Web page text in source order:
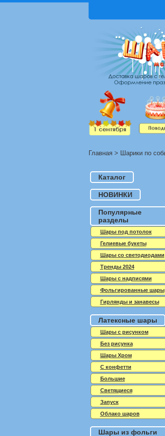
Главная > Шарики по
Каталог
НОВИНКИ
Популярные
разделы
Шары под потолок
Гелиевые букеты
Шары со светодиодами
Тренды 2024
Шары с надписями
Фольгированные шары
Гирлянды и занавесы
Латексные шары
Шары с рисунком
Без рисунка
Шары Хром
C конфетти
Большие
Светящиеся
Запуск
Облако шаров
Шары из фольги